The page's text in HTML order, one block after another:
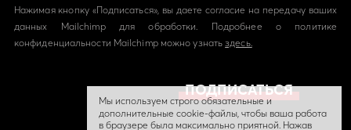
Нажимая кнопку «Подписаться», вы даете согласие на передачу ваших
данных Mailchimp для обработки. Подробнее о политике
конфиденциальности Mailchimp можно узнать здесь.
Мы используем строго обязательные и
дополнительные cookie-файлы, чтобы ваша работа
в браузере была максимально приятной. Нажав